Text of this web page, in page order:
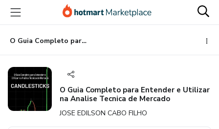
para
conteúdo
principal
para
pagamento
para
rodapé
O Guia Completo para Entender e Utilizar na Analise Tecnica de Mercado
O Guia Completo para Entender e Utilizar
na Analise Tecnica de Mercado
JOSE EDILSON CABO FILHO